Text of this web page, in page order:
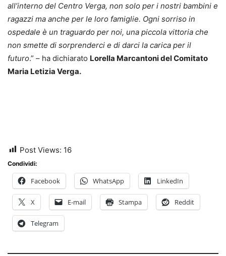
all’interno del Centro Verga, non solo per i nostri bambini e
ragazzi ma anche per le loro famiglie. Ogni sorriso in
ospedale è un traguardo per noi, una piccola vittoria che
non smette di sorprenderci e di darci la carica per il
futuro.” – ha dichiarato Lorella Marcantoni del Comitato
Maria Letizia Verga.
Post Views: 16
Condividi:
Facebook WhatsApp LinkedIn
X E-mail Stampa Reddit
Telegram